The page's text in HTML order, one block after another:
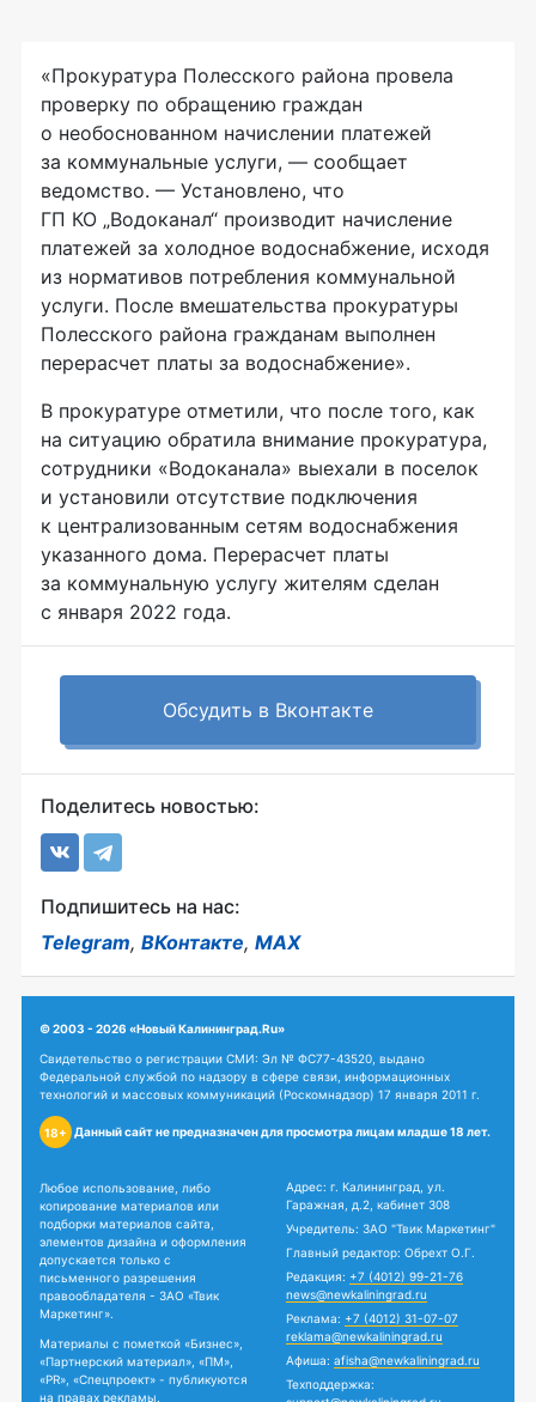
«Прокуратура Полесского района провела
проверку по обращению граждан
о необоснованном начислении платежей
за коммунальные услуги, — сообщает
ведомство. — Установлено, что
ГП КО „Водоканал“ производит начисление
платежей за холодное водоснабжение, исходя
из нормативов потребления коммунальной
услуги. После вмешательства прокуратуры
Полесского района гражданам выполнен
перерасчет платы за водоснабжение».
В прокуратуре отметили, что после того, как
на ситуацию обратила внимание прокуратура,
сотрудники «Водоканала» выехали в поселок
и установили отсутствие подключения
к централизованным сетям водоснабжения
указанного дома. Перерасчет платы
за коммунальную услугу жителям сделан
с января 2022 года.
Обсудить в Вконтакте
Поделитесь новостью:
Подпишитесь на нас:
Telegram, ВКонтакте, MAX
© 2003 - 2026 «Новый Калининград.Ru»
Свидетельство о регистрации СМИ: Эл № ФС77-43520, выдано
Федеральной службой по надзору в сфере связи, информационных
технологий и массовых коммуникаций (Роскомнадзор) 17 января 2011 г.
18+ Данный сайт не предназначен для просмотра лицам младше 18 лет.
Любое использование, либо
копирование материалов или
подборки материалов сайта,
элементов дизайна и оформления
допускается только с
письменного разрешения
правообладателя - ЗАО «Твик
Маркетинг».
Материалы с пометкой «Бизнес»,
«Партнерский материал», «ПМ»,
«PR», «Спецпроект» - публикуются
на правах рекламы.
Адрес: г. Калининград, ул.
Гаражная, д.2, кабинет 308
Учредитель: ЗАО "Твик Маркетинг"
Главный редактор: Обрехт О.Г.
Редакция: +7 (4012) 99-21-76
news@newkaliningrad.ru
Реклама: +7 (4012) 31-07-07
reklama@newkaliningrad.ru
Афиша: afisha@newkaliningrad.ru
Техподдержка: